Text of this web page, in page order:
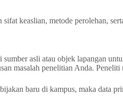
keaslian, metode perolehan,
asli atau objek lapangan
masalah penelitian Anda.
baru di kampus, maka data